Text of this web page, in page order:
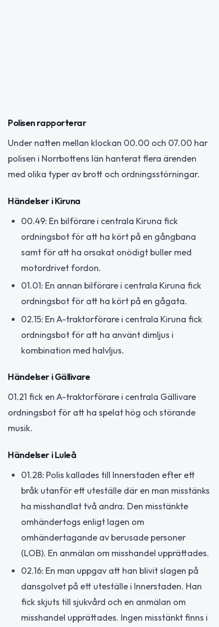
Polisen rapporterar
Under natten mellan klockan 00.00 och 07.00 har
polisen i Norrbottens län hanterat flera ärenden
med olika typer av brott och ordningsstörningar.
Händelser i Kiruna
00.49: En bilförare i centrala Kiruna fick
ordningsbot för att ha kört på en gångbana
samt för att ha orsakat onödigt buller med
motordrivet fordon.
01.01: En annan bilförare i centrala Kiruna fick
ordningsbot för att ha kört på en gågata.
02.15: En A-traktorförare i centrala Kiruna fick
ordningsbot för att ha använt dimljus i
kombination med halvljus.
Händelser i Gällivare
01.21 fick en A-traktorförare i centrala Gällivare
ordningsbot för att ha spelat hög och störande
musik.
Händelser i Luleå
01.28: Polis kallades till Innerstaden efter ett
bråk utanför ett uteställe där en man misstänks
ha misshandlat två andra. Den misstänkte
omhändertogs enligt lagen om
omhändertagande av berusade personer
(LOB). En anmälan om misshandel upprättades.
02.16: En man uppgav att han blivit slagen på
dansgolvet på ett uteställe i Innerstaden. Han
fick skjuts till sjukvård och en anmälan om
misshandel upprättades. Ingen misstänkt finns i